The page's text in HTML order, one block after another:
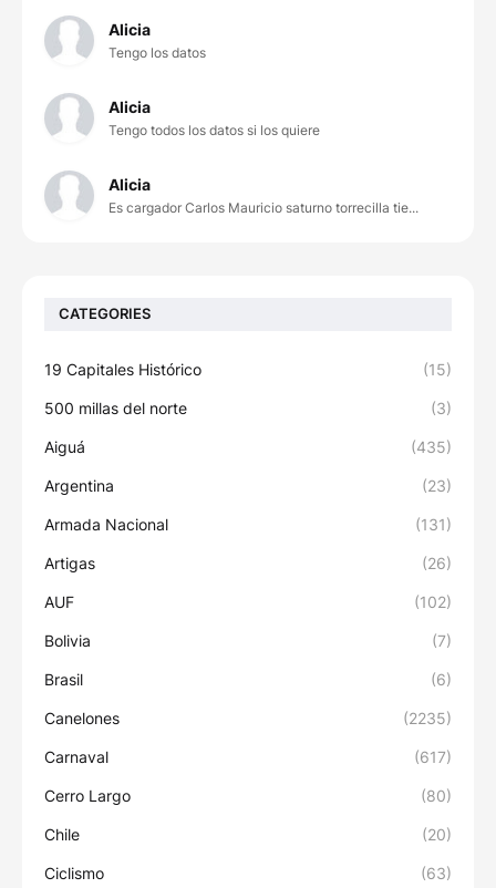
Alicia
Tengo los datos
Alicia
Tengo todos los datos si los quiere
Alicia
Es cargador Carlos Mauricio saturno torrecilla tie...
CATEGORIES
19 Capitales Histórico (15)
500 millas del norte (3)
Aiguá (435)
Argentina (23)
Armada Nacional (131)
Artigas (26)
AUF (102)
Bolivia (7)
Brasil (6)
Canelones (2235)
Carnaval (617)
Cerro Largo (80)
Chile (20)
Ciclismo (63)